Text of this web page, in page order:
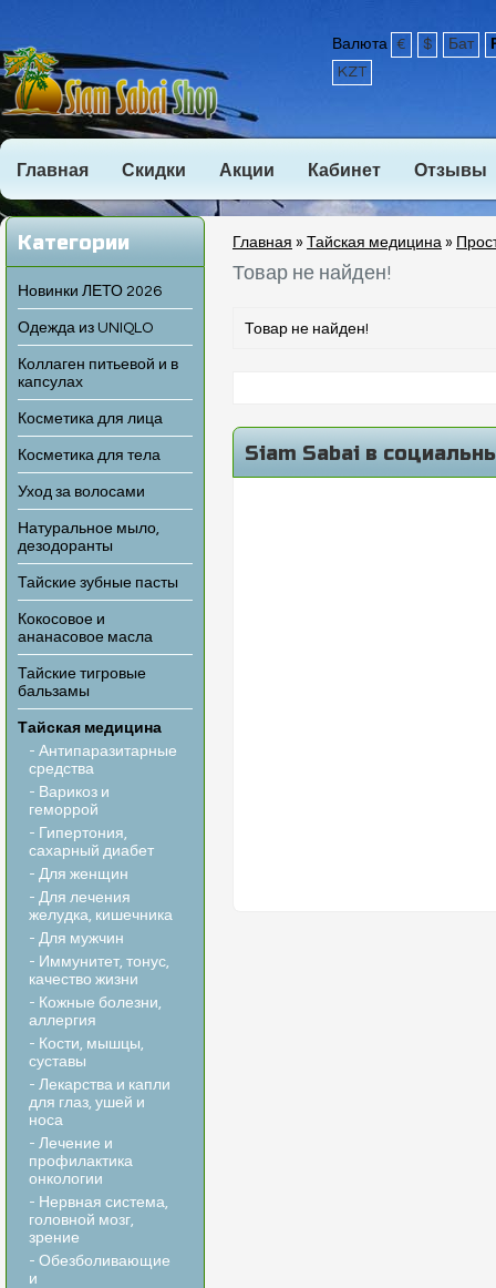
Валюта € $ Бат
KZT
Главная Скидки Акции Кабинет Отзывы
Категории
Новинки ЛЕТО 2026
Одежда из UNIQLO
Коллаген питьевой и в
капсулах
Косметика для лица
Косметика для тела
Уход за волосами
Натуральное мыло,
дезодоранты
Тайские зубные пасты
Кокосовое и
ананасовое масла
Тайские тигровые
бальзамы
Тайская медицина
- Антипаразитарные
средства
- Варикоз и
геморрой
- Гипертония,
сахарный диабет
- Для женщин
- Для лечения
желудка, кишечника
- Для мужчин
- Иммунитет, тонус,
качество жизни
- Кожные болезни,
аллергия
- Кости, мышцы,
суставы
- Лекарства и капли
для глаз, ушей и
носа
- Лечение и
профилактика
онкологии
- Нервная система,
головной мозг,
зрение
- Обезболивающие
и
Главная » Тайская медицина »
Товар не найден!
Товар не найден!
Siam Sabai в